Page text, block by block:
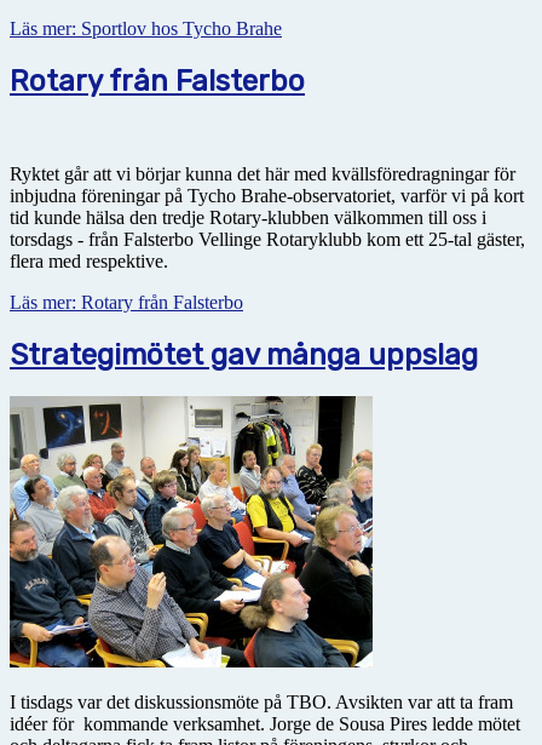
Läs mer: Sportlov hos Tycho Brahe
Rotary från Falsterbo
Ryktet går att vi börjar kunna det här med kvällsföredragningar för
inbjudna föreningar på Tycho Brahe-observatoriet, varför vi på kort
tid kunde hälsa den tredje Rotary-klubben välkommen till oss i
torsdags - från Falsterbo Vellinge Rotaryklubb kom ett 25-tal gäster,
flera med respektive.
Läs mer: Rotary från Falsterbo
Strategimötet gav många uppslag
I tisdags var det diskussionsmöte på TBO. Avsikten var att ta fram
idéer för kommande verksamhet. Jorge de Sousa Pires ledde mötet